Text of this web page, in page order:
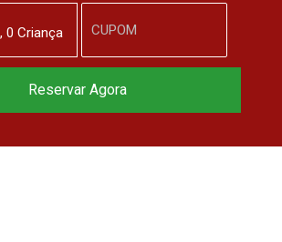
, 0 Criança
Reservar Agora